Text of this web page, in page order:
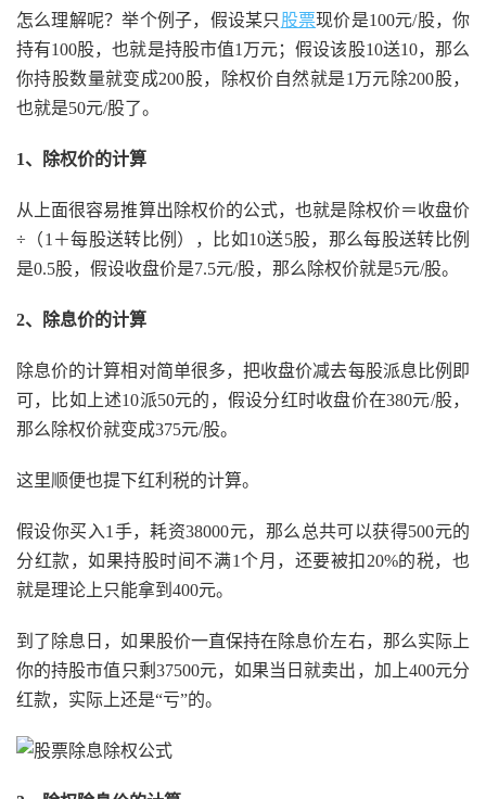
怎么理解呢？举个例子，假设某只 股票现价是100元/股，你
持有100股，也就是持股市值1万元；假设该股10送10，那么
你持股数量就变成200股，除权价自然就是1万元除200股，
也就是50元/股了。
1、除权价的计算
从上面很容易推算出除权价的公式，也就是除权价＝收盘价
÷（1＋每股送转比例），比如10送5股，那么每股送转比例
是0.5股，假设收盘价是7.5元/股，那么除权价就是5元/股。
2、除息价的计算
除息价的计算相对简单很多，把收盘价减去每股派息比例即
可，比如上述10派50元的，假设分红时收盘价在380元/股，
那么除权价就变成375元/股。
这里顺便也提下红利税的计算。
假设你买入1手，耗资38000元，那么总共可以获得500元的
分红款，如果持股时间不满1个月，还要被扣20%的税，也
就是理论上只能拿到400元。
到了除息日，如果股价一直保持在除息价左右，那么实际上
你的持股市值只剩37500元，如果当日就卖出，加上400元分
红款，实际上还是“亏”的。